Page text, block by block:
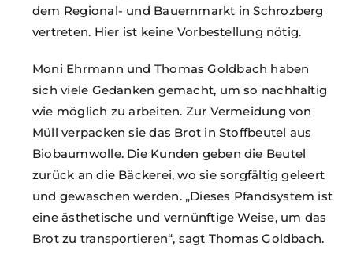
dem Regional- und Bauernmarkt in Schrozberg
vertreten. Hier ist keine Vorbestellung nötig.
Moni Ehrmann und Thomas Goldbach haben
sich viele Gedanken gemacht, um so nachhaltig
wie möglich zu arbeiten. Zur Vermeidung von
Müll verpacken sie das Brot in Stoffbeutel aus
Biobaumwolle. Die Kunden geben die Beutel
zurück an die Bäckerei, wo sie sorgfältig geleert
und gewaschen werden. „Dieses Pfandsystem ist
eine ästhetische und vernünftige Weise, um das
Brot zu transportieren“, sagt Thomas Goldbach.